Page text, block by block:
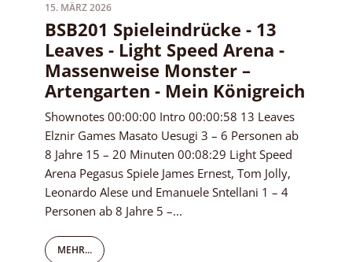
15. MÄRZ 2026
BSB201 Spieleindrücke - 13
Leaves - Light Speed Arena -
Massenweise Monster –
Artengarten - Mein Königreich
Shownotes 00:00:00 Intro 00:00:58 13 Leaves
Elznir Games Masato Uesugi 3 – 6 Personen ab
8 Jahre 15 – 20 Minuten 00:08:29 Light Speed
Arena Pegasus Spiele James Ernest, Tom Jolly,
Leonardo Alese und Emanuele Sntellani 1 – 4
Personen ab 8 Jahre 5 –...
MEHR...